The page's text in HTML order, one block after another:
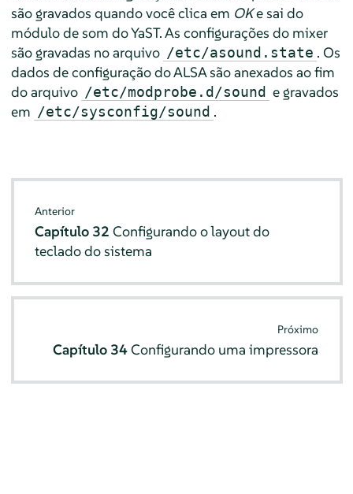
são gravados quando você clica em OKe sai do
módulo de som do YaST. As configurações do mixer
são gravadas no arquivo /etc/asound.state . Os
dados de configuração do ALSA são anexados ao fim
do arquivo /etc/modprobe.d/sound e gravados
em /etc/sysconfig/sound .
Anterior
Capítulo 32Configurando o layout do
teclado do sistema
Próximo
Capítulo 34Configurando uma impressora